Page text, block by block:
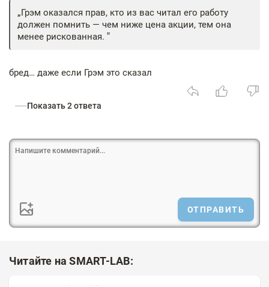
Грэм оказался прав, кто из вас читал его работу
должен помнить — чем ниже цена акции, тем она
менее рискованная.
бред… даже если Грэм это сказал
Показать 2 ответа
ОТПРАВИТЬ
Читайте на SMART-LAB: